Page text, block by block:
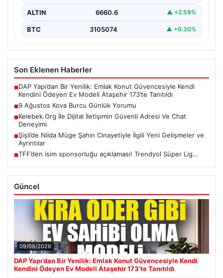
ALTIN 6660.6 ▲ +2.59%
BTC 3105074 ▲ +0.30%
Son Eklenen Haberler
■DAP Yapı’dan Bir Yenilik: Emlak Konut Güvencesiyle Kendi
Kendini Ödeyen Ev Modeli Ataşehir 173’te Tanıtıldı
■9 Ağustos Kova Burcu Günlük Yorumu
■Kelebek.Org İle Dijital İletişimin Güvenli Adresi Ve Chat
Deneyimi
■Şişli’de Nilda Müge Şahin Cinayetiyle İlgili Yeni Gelişmeler ve
Ayrıntılar
■TFF’den isim sponsorluğu açıklaması! Trendyol Süper Lig…
Güncel
09/08/2026
DAP Yapı’dan Bir Yenilik: Emlak Konut Güvencesiyle Kendi
Kendini Ödeyen Ev Modeli Ataşehir 173’te Tanıtıldı